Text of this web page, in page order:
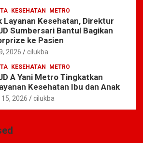
KESEHATAN METRO
Layanan Kesehatan, Direktur
Sumbersari Bantul Bagikan
ke Pasien
2026 cilukba
KESEHATAN METRO
A Yani Metro Tingkatkan
Kesehatan Ibu dan Anak
2026 cilukba